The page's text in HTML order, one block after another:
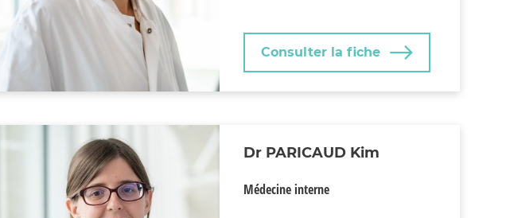
Consulter la fiche
Dr PARICAUD Kim
Médecine interne